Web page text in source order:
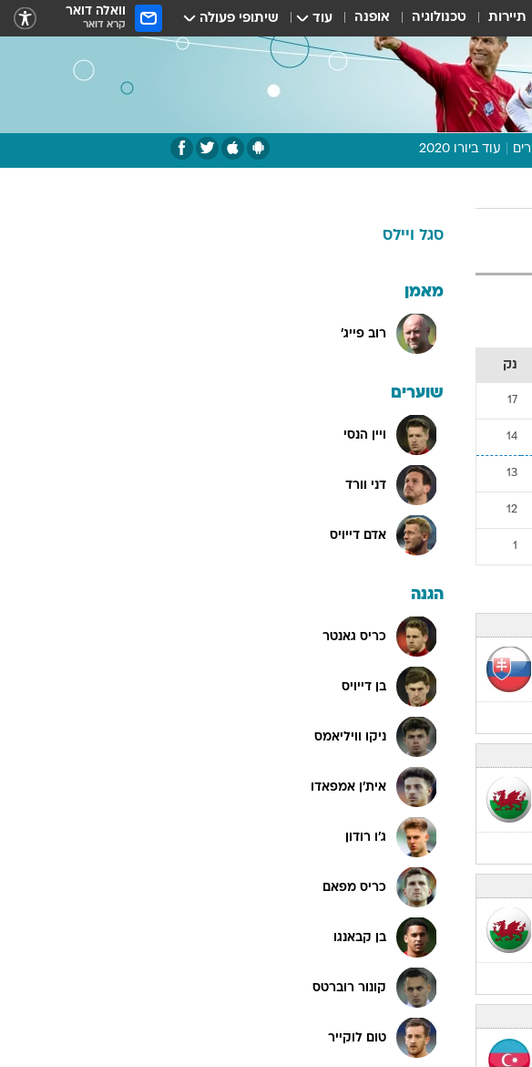
תיירות טכנולוגיה אופנה עוד שיתופי פעולה וואלה דואר
קרא דואר
עוד ביורו 2020
תכנית היורו
דעות ופרשנויות
נק
17
14
13
12
1
סגל ויילס
מאמן
רוב פייג'
שוערים
ויין הנסי
דני וורד
אדם דייויס
הגנה
כריס גאנטר
בן דייויס
ניקו וויליאמס
אית'ן אמפאדו
ג'ו רודון
כריס מפאם
בן קבאנגו
קונור רוברטס
טום לוקייר